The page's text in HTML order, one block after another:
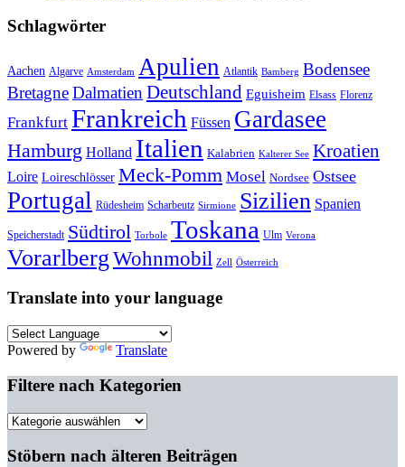
Schlagwörter
Aachen Algarve Amsterdam Apulien Atlantik Bamberg Bodensee
BretagneDalmatien Deutschland Eguisheim Elsass Florenz
Frankfurt Frankreich Füssen Gardasee
Hamburg Holland Italien Kalabrien Kalterer See Kroatien
Loire Loireschlösser Meck-Pomm Mosel Nordsee Ostsee
Portugal Rüdesheim Scharbeutz Sirmione Sizilien Spanien
Speicherstadt Südtirol Torbole Toskana Ulm Verona
VorarlbergWohnmobil Zell Österreich
Translate into your language
Powered by Translate
Filtere nach Kategorien
Filtere
Kategorien
Stöbern nach älteren Beiträgen